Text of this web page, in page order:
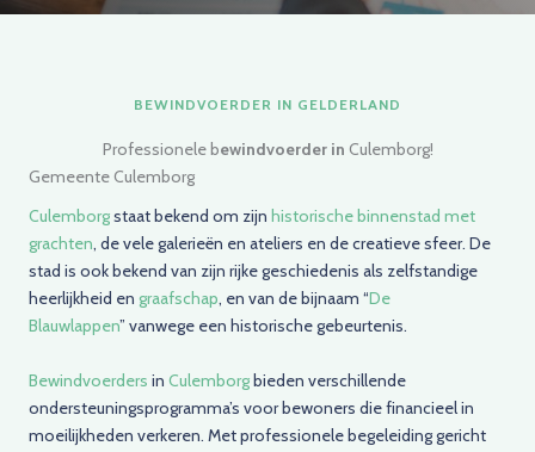
BEWINDVOERDER IN GELDERLAND
Professionele bewindvoerder in Culemborg!
Gemeente Culemborg
Culemborgstaat bekend om zijn historische binnenstad met
grachten, de vele galerieën en ateliers en de creatieve sfeer. De
stad is ook bekend van zijn rijke geschiedenis als zelfstandige
heerlijkheid en graafschap, en van de bijnaam “De
Blauwlappen” vanwege een historische gebeurtenis.
Bewindvoerders in Culemborgbieden verschillende
ondersteuningsprogramma’s voor bewoners die financieel in
moeilijkheden verkeren. Met professionele begeleiding gericht